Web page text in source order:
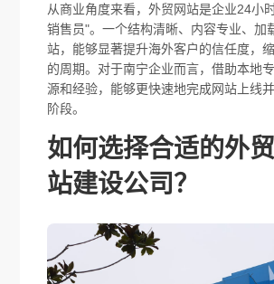
从商业角度来看，外贸网站是企业24小
销售员"。一个结构清晰、内容专业、加
站，能够显著提升海外客户的信任度，
的周期。对于南宁企业而言，借助本地
源和经验，能够更快速地完成网站上线
阶段。
如何选择合适的外
站建设公司？